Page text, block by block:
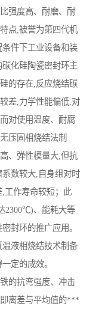
强度高、耐磨、耐
点,被誉为第四代机
件下工业设备和装
化硅陶瓷密封环主
的存在,反应烧结碳
差,力学性能偏低,对
对使用温度、耐腐
压固相烧结法制
、弹性模量大,但抗
数较大,自身组对时
工作寿命较短；此
2300℃)、能耗大等
封环的推广应用。
液相烧结技术制备
定的成效。
的抗弯强度、冲击
离差与平均值的***